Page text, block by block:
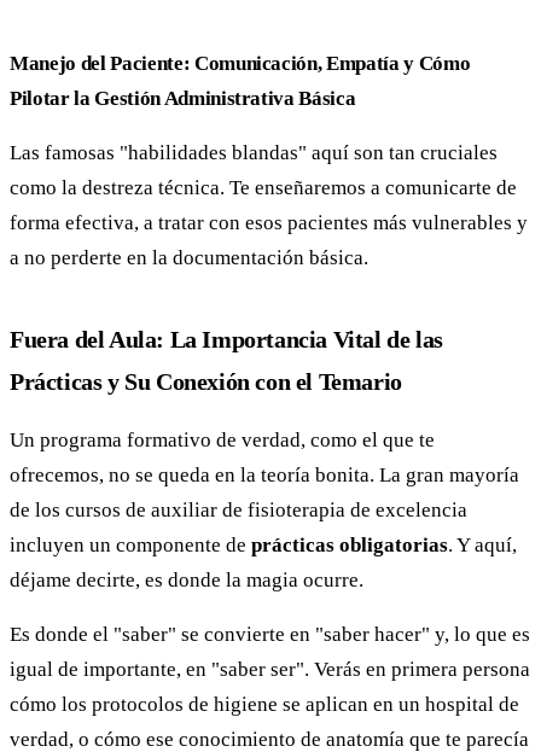
Manejo del Paciente: Comunicación, Empatía y Cómo
Pilotar la Gestión Administrativa Básica
Las famosas "habilidades blandas" aquí son tan cruciales
como la destreza técnica. Te enseñaremos a comunicarte de
forma efectiva, a tratar con esos pacientes más vulnerables y
a no perderte en la documentación básica.
Fuera del Aula: La Importancia Vital de las
Prácticas y Su Conexión con el Temario
Un programa formativo de verdad, como el que te
ofrecemos, no se queda en la teoría bonita. La gran mayoría
de los cursos de auxiliar de fisioterapia de excelencia
incluyen un componente de prácticas obligatorias. Y aquí,
déjame decirte, es donde la magia ocurre.
Es donde el "saber" se convierte en "saber hacer" y, lo que es
igual de importante, en "saber ser". Verás en primera persona
cómo los protocolos de higiene se aplican en un hospital de
verdad, o cómo ese conocimiento de anatomía que te parecía